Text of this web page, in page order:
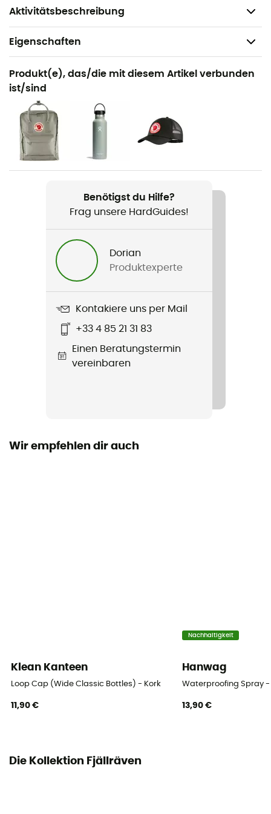
Aktivitätsbeschreibung
Gewicht: 80 g
Eigenschaften
Geeignet für
Alltag
Geschlecht
Herren / Damen
Produkt
Kanken Shoulder Pads
Produkt(e), das/die mit diesem Artikel verbunden
ist/sind
Benötigst du Hilfe?
Frag unsere HardGuides!
Dorian
Produktexperte
Kontakiere uns per Mail
+33 4 85 21 31 83
Einen Beratungstermin
vereinbaren
Wir empfehlen dir auch
Klean Kanteen
Loop Cap (Wide Classic Bottles) - Kork
11,90 €
Nachhaltigkeit
Hanwag
Waterproofing Spray
13,90 €
Die Kollektion Fjällräven